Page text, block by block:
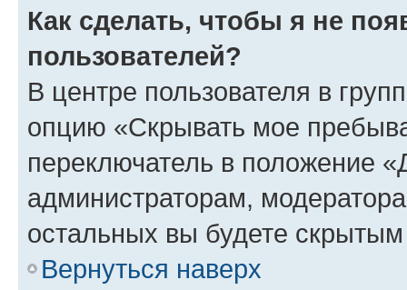
Как сделать, чтобы я не
пользователей?
В центре пользователя в
опцию «Скрывать мое
переключатель в положение
администраторам,
остальных вы будете
Вернуться наверх